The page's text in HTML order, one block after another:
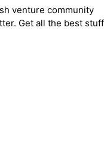
venture community
Get all the best stuff